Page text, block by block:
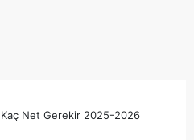
Kaç Net Gerekir 2025-2026